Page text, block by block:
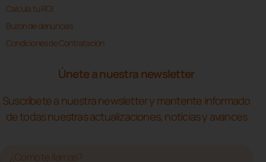
Calcula tu ROI
Buzón de denuncias
Condiciones de Contratación
Únete a nuestra newsletter
Suscríbete a nuestra newsletter y mantente informado
de todas nuestras actualizaciones, noticias y avances